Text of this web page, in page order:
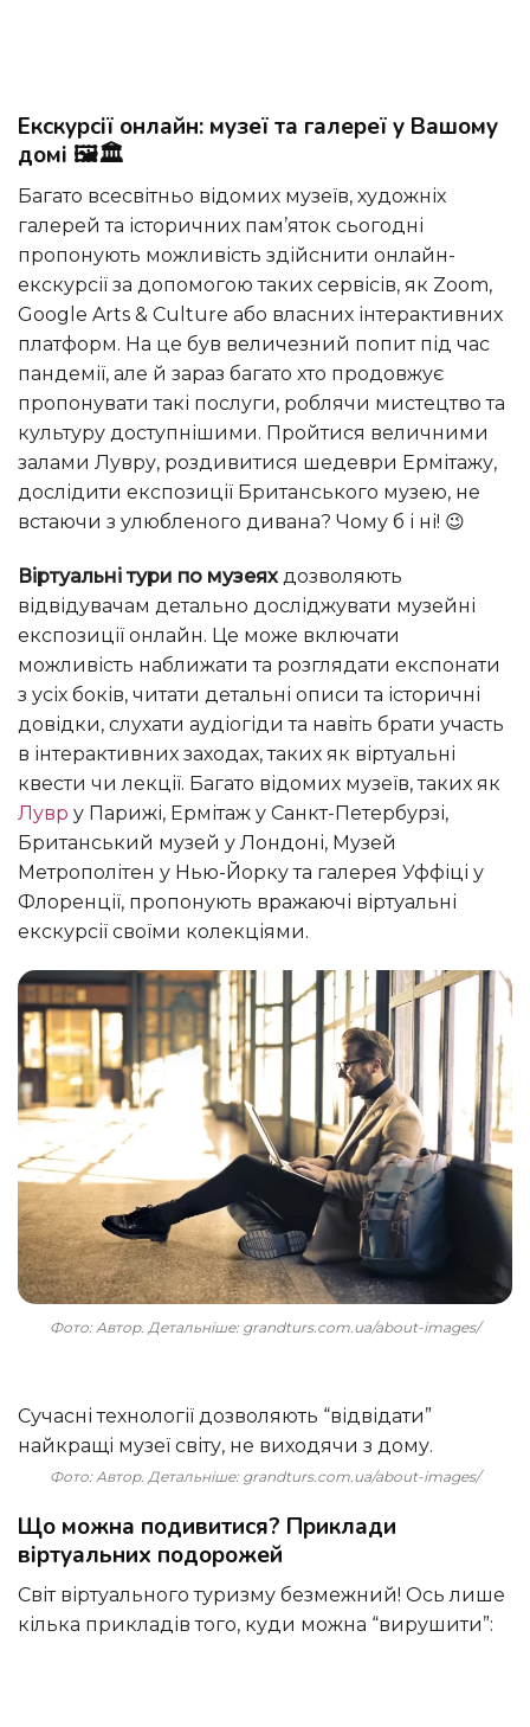
Екскурсії онлайн: музеї та галереї у Вашому
домі 🖼️🏛️
Багато всесвітньо відомих музеїв, художніх
галерей та історичних пам’яток сьогодні
пропонують можливість здійснити онлайн-
екскурсії за допомогою таких сервісів, як Zoom,
Google Arts & Culture або власних інтерактивних
платформ. На це був величезний попит під час
пандемії, але й зараз багато хто продовжує
пропонувати такі послуги, роблячи мистецтво та
культуру доступнішими. Пройтися величними
залами Лувру, роздивитися шедеври Ермітажу,
дослідити експозиції Британського музею, не
встаючи з улюбленого дивана? Чому б і ні! 😉
Віртуальні тури по музеях дозволяють
відвідувачам детально досліджувати музейні
експозиції онлайн. Це може включати
можливість наближати та розглядати експонати
з усіх боків, читати детальні описи та історичні
довідки, слухати аудіогіди та навіть брати участь
в інтерактивних заходах, таких як віртуальні
квести чи лекції. Багато відомих музеїв, таких як
Лувр у Парижі, Ермітаж у Санкт-Петербурзі,
Британський музей у Лондоні, Музей
Метрополітен у Нью-Йорку та галерея Уффіці у
Флоренції, пропонують вражаючі віртуальні
екскурсії своїми колекціями.
Фото: Автор. Детальніше: grandturs.com.ua/about-images/
Сучасні технології дозволяють “відвідати”
найкращі музеї світу, не виходячи з дому.
Фото: Автор. Детальніше: grandturs.com.ua/about-images/
Що можна подивитися? Приклади
віртуальних подорожей
Світ віртуального туризму безмежний! Ось лише
кілька прикладів того, куди можна “вирушити”: